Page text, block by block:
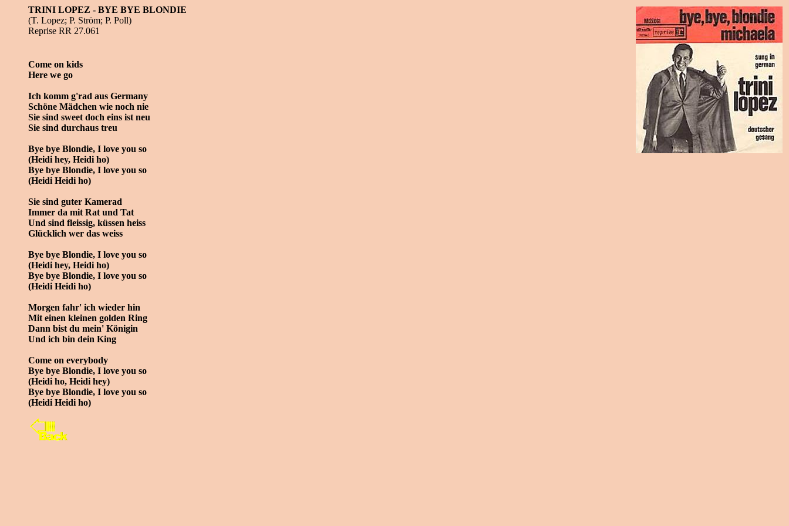
TRINI LOPEZ - BYE BYE BLONDIE
(T. Lopez; P. Ström; P. Poll)
Reprise RR 27.061
Come on kids
Here we go
Ich komm g'rad aus Germany
Schöne Mädchen wie noch nie
Sie sind sweet doch eins ist neu
Sie sind durchaus treu
Bye bye Blondie, I love you so
(Heidi hey, Heidi ho)
Bye bye Blondie, I love you so
(Heidi Heidi ho)
Sie sind guter Kamerad
Immer da mit Rat und Tat
Und sind fleissig, küssen heiss
Glücklich wer das weiss
Bye bye Blondie, I love you so
(Heidi hey, Heidi ho)
Bye bye Blondie, I love you so
(Heidi Heidi ho)
Morgen fahr' ich wieder hin
Mit einen kleinen golden Ring
Dann bist du mein' Königin
Und ich bin dein King
Come on everybody
Bye bye Blondie, I love you so
(Heidi ho, Heidi hey)
Bye bye Blondie, I love you so
(Heidi Heidi ho)